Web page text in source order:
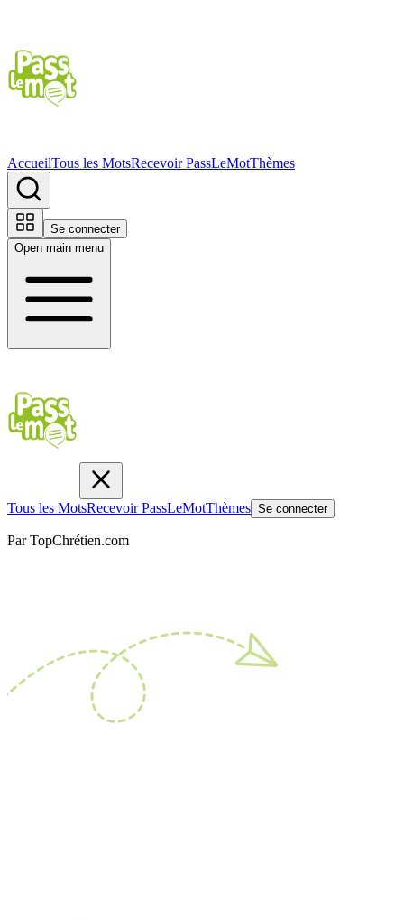
AccueilTous les MotsRecevoir PassLeMotThèmes
Se connecter
Open main menu
Tous les MotsRecevoir PassLeMotThèmes Se connecter
Par TopChrétien.com